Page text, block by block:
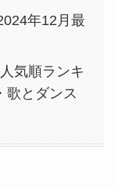
年12月最
気順ランキ
歌とダンス